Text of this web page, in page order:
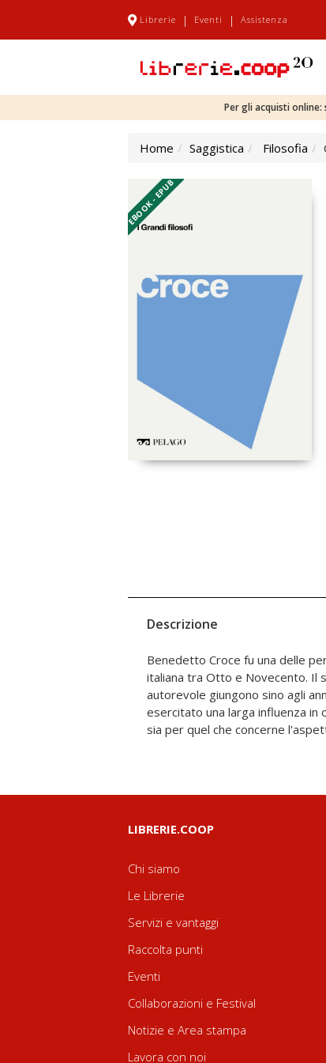
Librerie | Eventi | Assistenza
Per gli acquisti
Home Saggistica Filosofia
EBOOK - EPUB
Descrizione
Benedetto Croce fu una delle
italiana tra Otto e Novecento. Il
autorevole giungono sino agli
esercitato una larga influenza in
sia per quel che concerne
come grande organizzatore
ne hanno accompagnato la
alla luce di nuove riletture
LIBRERIE.COOP
Chi siamo
Le Librerie
Servizi e vantaggi
Raccolta punti
Eventi
Collaborazioni e Festival
Notizie e Area stampa
Lavora con noi